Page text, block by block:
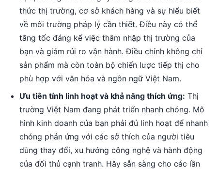
thức thị trường, cơ sở khách hàng và sự hiểu biết
về môi trường pháp lý cần thiết. Điều này có thể
tăng tốc đáng kể việc thâm nhập thị trường của
bạn và giảm rủi ro vận hành. Điều chỉnh không chỉ
sản phẩm mà còn toàn bộ chiến lược tiếp thị cho
phù hợp với văn hóa và ngôn ngữ Việt Nam.
Ưu tiên tính linh hoạt và khả năng thích ứng: Thị
trường Việt Nam đang phát triển nhanh chóng. Mô
hình kinh doanh của bạn phải đủ linh hoạt để nhanh
chóng phản ứng với các sở thích của người tiêu
dùng thay đổi, xu hướng công nghệ và hành động
của đối thủ cạnh tranh. Hãy sẵn sàng cho các lần